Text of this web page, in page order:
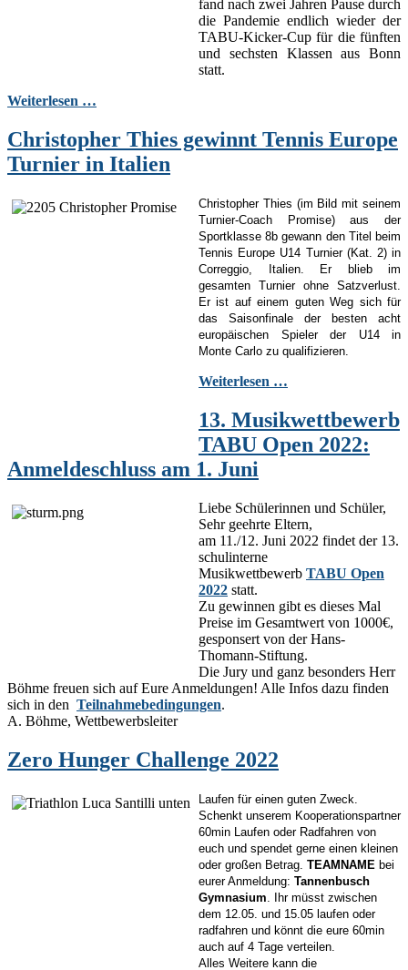
fand nach zwei Jahren Pause durch
die Pandemie endlich wieder der
TABU-Kicker-Cup für die fünften
und sechsten Klassen aus Bonn
statt.
Weiterlesen …
Christopher Thies gewinnt Tennis Europe
Turnier in Italien
Christopher Thies (im Bild mit seinem
Turnier-Coach Promise) aus der
Sportklasse 8b gewann den Titel beim
Tennis Europe U14 Turnier (Kat. 2) in
Correggio, Italien. Er blieb im
gesamten Turnier ohne Satzverlust.
Er ist auf einem guten Weg sich für
das Saisonfinale der besten acht
europäischen Spieler der U14 in
Monte Carlo zu qualifizieren.
Weiterlesen …
13. Musikwettbewerb
TABU Open 2022:
Anmeldeschluss am 1. Juni
Liebe Schülerinnen und Schüler,
Sehr geehrte Eltern,
am 11./12. Juni 2022 findet der 13.
schulinterne
Musikwettbewerb TABU Open
2022 statt.
Zu gewinnen gibt es dieses Mal
Preise im Gesamtwert von 1000€,
gesponsert von der Hans-
Thomann-Stiftung.
Die Jury und ganz besonders Herr
Böhme freuen sich auf Eure Anmeldungen! Alle Infos dazu finden
sich in den Teilnahmebedingungen.
A. Böhme, Wettbewerbsleiter
Zero Hunger Challenge 2022
Laufen für einen guten Zweck.
Schenkt unserem Kooperationspartner
60min Laufen oder Radfahren von
euch und spendet gerne einen kleinen
oder großen Betrag. TEAMNAME bei
eurer Anmeldung: Tannenbusch
Gymnasium . Ihr müsst zwischen
dem 12.05. und 15.05 laufen oder
radfahren und könnt die eure 60min
auch auf 4 Tage verteilen.
Alles Weitere kann die